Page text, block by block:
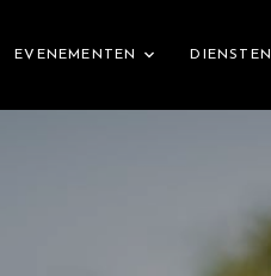
EVENEMENTEN DIENSTEN